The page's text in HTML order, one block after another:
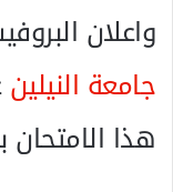
واعلان
جامعة النيلين
هذا الامتحان